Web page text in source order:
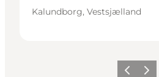
Kalundborg, Vestsjælland
ForrigeNæste